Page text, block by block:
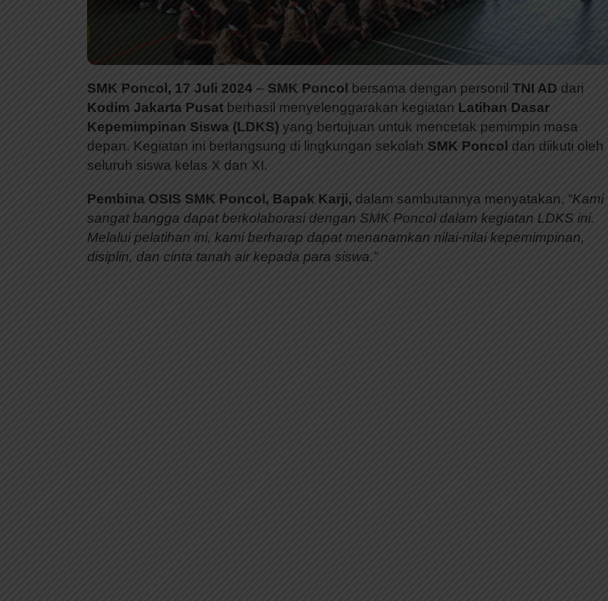
SMK Poncol, 17 Juli 2024 – SMK Poncol bersama dengan personil TNI AD dari
Kodim Jakarta Pusat berhasil menyelenggarakan kegiatan Latihan Dasar
Kepemimpinan Siswa (LDKS) yang bertujuan untuk mencetak pemimpin masa
depan. Kegiatan ini berlangsung di lingkungan sekolah SMK Poncol dan diikuti oleh
seluruh siswa kelas X dan XI.
Pembina OSIS SMK Poncol, Bapak Karji, dalam sambutannya menyatakan, “Kami
sangat bangga dapat berkolaborasi dengan SMK Poncol dalam kegiatan LDKS ini.
Melalui pelatihan ini, kami berharap dapat menanamkan nilai-nilai kepemimpinan,
disiplin, dan cinta tanah air kepada para siswa.”